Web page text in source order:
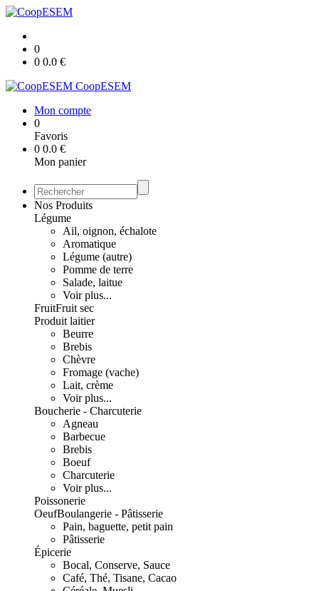
0
0 0.0 €
CoopESEM
Mon compte
0
Favoris
0 0.0 €
Mon panier
Nos Produits
Légume
Ail, oignon, échalote
Aromatique
Légume (autre)
Pomme de terre
Salade, laitue
Voir plus...
FruitFruit sec
Produit laitier
Beurre
Brebis
Chèvre
Fromage (vache)
Lait, crème
Voir plus...
Boucherie - Charcuterie
Agneau
Barbecue
Brebis
Boeuf
Charcuterie
Voir plus...
Poissonerie
OeufBoulangerie - Pâtisserie
Pain, baguette, petit pain
Pâtisserie
Épicerie
Bocal, Conserve, Sauce
Café, Thé, Tisane, Cacao